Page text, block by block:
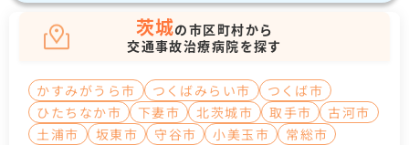
茨城の市区町村から
交通事故治療病院を探す
かすみがうら市 つくばみらい市
つくば市
ひたちなか市
下妻市 北茨城市 取手市
古河市
土浦市
坂東市 守谷市 小美玉市
常総市